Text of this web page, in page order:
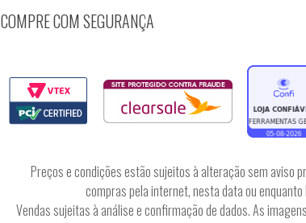
COMPRE COM SEGURANÇA
Preços e condições estão sujeitos à alteração sem aviso
compras pela internet, nesta data ou
Vendas sujeitas à análise e confirmação de dados. As